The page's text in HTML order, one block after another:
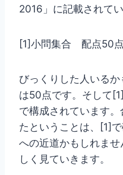
2016」に記載されてい
[1]小問集合 配点50点
びっくりした人いる
は50点です。そして
で構成されています
たということは、[1]
への近道かもしれま
しく見ていきます。